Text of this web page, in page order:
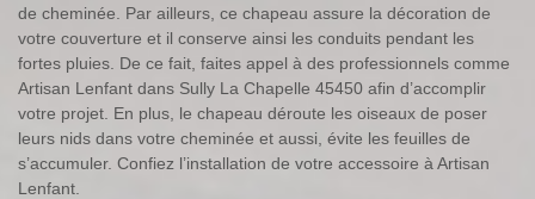
de cheminée. Par ailleurs, ce chapeau assure la décoration de
votre couverture et il conserve ainsi les conduits pendant les
fortes pluies. De ce fait, faites appel à des professionnels comme
Artisan Lenfant dans Sully La Chapelle 45450 afin d’accomplir
votre projet. En plus, le chapeau déroute les oiseaux de poser
leurs nids dans votre cheminée et aussi, évite les feuilles de
s’accumuler. Confiez l’installation de votre accessoire à Artisan
Lenfant.